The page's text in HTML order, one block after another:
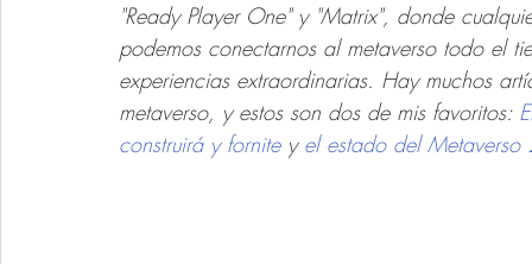
"Ready Player One" y "Matrix", donde
podemos conectarnos al metaverso todo el
experiencias extraordinarias. Hay muchos
metaverso, y estos son dos de mis favoritos:
construirá y fornite y el estado del